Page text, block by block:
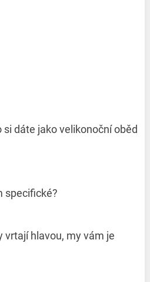
dáte jako velikonoční oběd
specifické?
vrtají hlavou, my vám je